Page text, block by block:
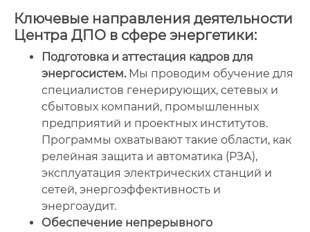
Ключевые направления деятельности
Центра ДПО в сфере энергетики:
Подготовка и аттестация кадров для
энергосистем.Мы проводим обучение для
специалистов генерирующих, сетевых и
сбытовых компаний, промышленных
предприятий и проектных институтов.
Программы охватывают такие области, как
релейная защита и автоматика (РЗА),
эксплуатация электрических станций и
сетей, энергоэффективность и
энергоаудит.
Обеспечение непрерывного